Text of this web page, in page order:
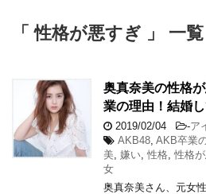
「 性格が悪すぎ 」 一覧
奥真奈美の性格
業の理由！結婚
2019/02/04 -ア
AKB48 AKB卒業
美 嫌い 性格 性格
女
奥真奈美さん、元女